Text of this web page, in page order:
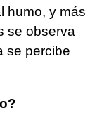
humo, y más
se observa
se percibe